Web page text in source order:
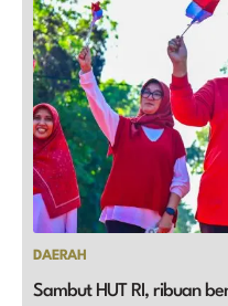
DAERAH
Sambut HUT RI, ribuan